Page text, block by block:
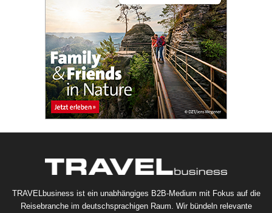
TRAVELbusiness ist ein unabhängiges B2B-Medium mit Fokus auf die
Reisebranche im deutschsprachigen Raum. Wir bündeln relevante